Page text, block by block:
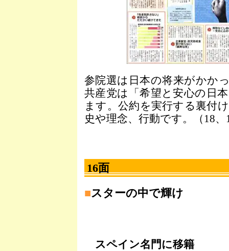
参院選は日本の将来がかか
共産党は「希望と安心の日
ます。公約を実行する裏付
史や理念、行動です。（18、
16面
■スターの中で輝け
スペイン名門に移籍